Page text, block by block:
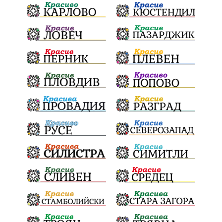
Българска патриаршия СВетли празници
Криминално Творчество Тръмп
Ценности Европейска комисия
Урсула фон дер Лайен Законопроект
Вдъхновяваща история Приказка
Замърсяване Боклук Дружба
Хавайска мироточива икона
Пресвета Богородица Светия синод
Йордан Камджалов Софи Маринова
Управление Наводнения